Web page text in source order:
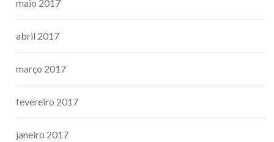
maio 2017
abril 2017
março 2017
fevereiro 2017
janeiro 2017